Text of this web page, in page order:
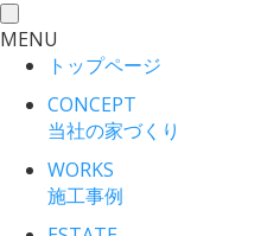
toggle
navigation
MENU
トップページ
CONCEPT
当社の家づくり
WORKS
施工事例